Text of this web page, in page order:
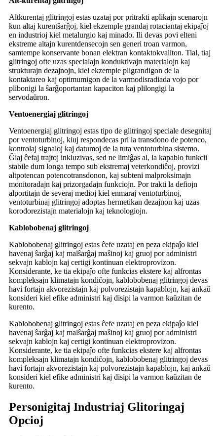
Altkurentaj glitringoj estas uzataj por pritrakti aplikajn scenarojn
kun altaj kurentŝarĝoj, kiel ekzemple grandaj rotaciantaj ekipaĵoj
en industrioj kiel metalurgio kaj minado. Ili devas povi elteni
ekstreme altajn kurentdensecojn sen generi troan varmon,
samtempe konservante bonan elektran kontaktokvaliton. Tial, tiaj
glitringoj ofte uzas specialajn konduktivajn materialojn kaj
strukturajn dezajnojn, kiel ekzemple pligrandigon de la
kontaktareo kaj optimumigon de la varmodisradiada vojo por
plibonigi la ŝarĝoportantan kapaciton kaj plilongigi la
servodaŭron.
Ventoenergiaj glitringoj
Ventoenergiaj glitringoj estas tipo de glitringoj speciale desegnitaj
por ventoturbinoj, kiuj respondecas pri la transdono de potenco,
kontrolaj signaloj kaj datumoj de la tuta ventoturbina sistemo.
Ĝiaj ĉefaj trajtoj inkluzivas, sed ne limiĝas al, la kapablo funkcii
stabile dum longa tempo sub ekstremaj veterkondiĉoj, provizi
altpotencan potencotransdonon, kaj subteni malproksimajn
monitoradajn kaj prizorgadajn funkciojn. Por trakti la defiojn
alportitajn de severaj medioj kiel enmaraj ventoturbinoj,
ventoturbinaj glitringoj adoptas hermetikan dezajnon kaj uzas
korodorezistajn materialojn kaj teknologiojn.
Kablobobenaj glitringoj
Kablobobenaj glitringoj estas ĉefe uzataj en peza ekipaĵo kiel
havenaj ŝarĝaj kaj malŝarĝaj maŝinoj kaj gruoj por administri
sekvajn kablojn kaj certigi kontinuan elektroprovizon.
Konsiderante, ke tia ekipaĵo ofte funkcias ekstere kaj alfrontas
kompleksajn klimatajn kondiĉojn, kablobobenaj glitringoj devas
havi fortajn akvorezistajn kaj polvorezistajn kapablojn, kaj ankaŭ
konsideri kiel efike administri kaj disipi la varmon kaŭzitan de
kurento.
Kablobobenaj glitringoj estas ĉefe uzataj en peza ekipaĵo kiel
havenaj ŝarĝaj kaj malŝarĝaj maŝinoj kaj gruoj por administri
sekvajn kablojn kaj certigi kontinuan elektroprovizon.
Konsiderante, ke tia ekipaĵo ofte funkcias ekstere kaj alfrontas
kompleksajn klimatajn kondiĉojn, kablobobenaj glitringoj devas
havi fortajn akvorezistajn kaj polvorezistajn kapablojn, kaj ankaŭ
konsideri kiel efike administri kaj disipi la varmon kaŭzitan de
kurento.
Personigitaj Industriaj Glitoringaj
Opcioj